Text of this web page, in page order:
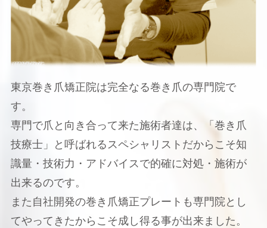
東京巻き爪矯正院は完全なる巻き爪の専門院で
す。
専門で爪と向き合って来た施術者達は、「巻き爪
技療士」と呼ばれるスペシャリストだからこそ知
識量・技術力・アドバイスで的確に対処・施術が
出来るのです。
また自社開発の巻き爪矯正プレートも専門院とし
てやってきたからこそ成し得る事が出来ました。